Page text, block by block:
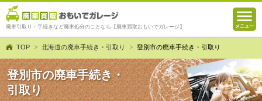
廃車引取り・手続きなど廃車処分のことなら【廃車買取おもいでガレージ】
TOP 北海道の廃車手続き・引取り 登別市の廃車手続き・引取り
登別市の廃車手続き・
引取り